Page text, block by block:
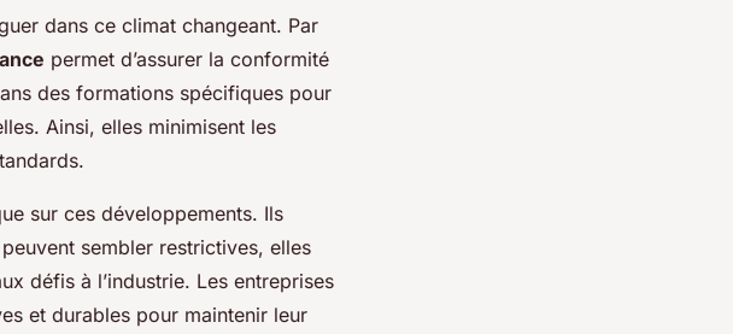
dans ce climat changeant. Par
permet d’assurer la conformité
des formations spécifiques pour
Ainsi, elles minimisent les
sur ces développements. Ils
sembler restrictives, elles
défis à l’industrie. Les entreprises
et durables pour maintenir leur